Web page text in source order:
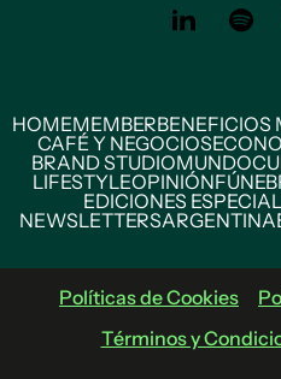
HOMEMEMBERBENEFICIOS
CAFÉ Y NEGOCIOS
BRAND STUDIOMUNDO
LIFESTYLEOPINIÓN
EDICIONES
NEWSLETTERSARGENTINA
Políticas de Cookies
Términos y